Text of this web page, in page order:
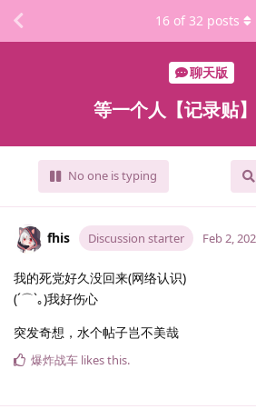
聊天版
等一个人【记录贴】
No one is typing
16 of 32 posts
fhis Discussion starter Feb 2,
我的死党好久没回来(网络认识)
(´⌒`｡)我好伤心
突发奇想，水个帖子岂不美哉
爆炸战车 likes this.